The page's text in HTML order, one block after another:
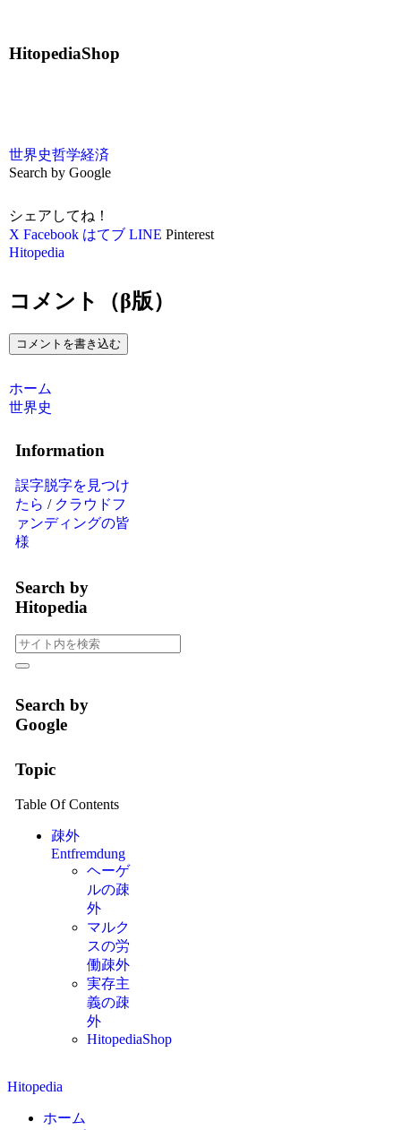
HitopediaShop
世界史哲学経済
Search by Google
シェアしてね！
X Facebook はてブ LINE Pinterest
Hitopedia
コメント（β版）
コメントを書き込む
ホーム
世界史
Information
誤字脱字を見つけ
たら / クラウドフ
ァンディングの皆
様
Search by
Hitopedia
Search by
Google
Topic
Table Of Contents
疎外
Entfremdung
ヘーゲ
ルの疎
外
マルク
スの労
働疎外
実存主
義の疎
外
HitopediaShop
Hitopedia
ホーム